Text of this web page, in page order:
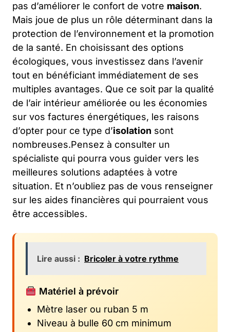
pas d’améliorer le confort de votre maison.
Mais joue de plus un rôle déterminant dans la
protection de l’environnement et la promotion
de la santé. En choisissant des options
écologiques, vous investissez dans l’avenir
tout en bénéficiant immédiatement de ses
multiples avantages. Que ce soit par la qualité
de l’air intérieur améliorée ou les économies
sur vos factures énergétiques, les raisons
d’opter pour ce type d’isolation sont
nombreuses.Pensez à consulter un
spécialiste qui pourra vous guider vers les
meilleures solutions adaptées à votre
situation. Et n’oubliez pas de vous renseigner
sur les aides financières qui pourraient vous
être accessibles.
Lire aussi : Bricoler à votre rythme
Matériel à prévoir
Mètre laser ou ruban 5 m
Niveau à bulle 60 cm minimum